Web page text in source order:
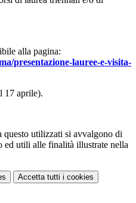
alla pagina:
presentazione-lauree-e-visita-
17 aprile).
questo utilizzati si avvalgono di
ed utili alle finalità illustrate nella
Accetta tutti i cookies